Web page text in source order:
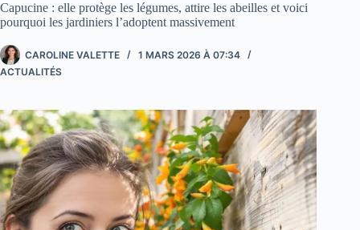
Capucine : elle protège les légumes, attire les abeilles et voici
pourquoi les jardiniers l’adoptent massivement
CAROLINE VALETTE
1 MARS 2026 À 07:34
ACTUALITÉS